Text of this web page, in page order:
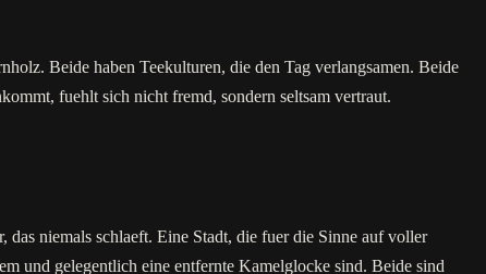
Beide haben Teekulturen, die den Tag verlangsamen. Beide
fuehlt sich nicht fremd, sondern seltsam vertraut.
niemals schlaeft. Eine Stadt, die fuer die Sinne auf voller
und gelegentlich eine entfernte Kamelglocke sind. Beide sind